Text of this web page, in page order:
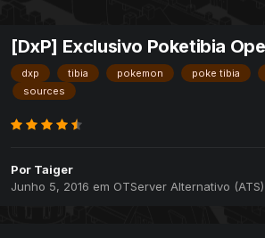
[DxP] Exclusivo Poketibia
dxp tibia pokemon poke tibia
sources
Por Taiger
Junho 5, 2016 em OTServer Alternativo (ATS)